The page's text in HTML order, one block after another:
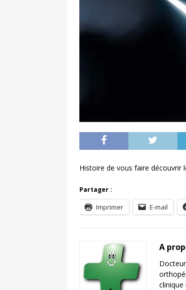
Histoire de vous faire découvrir
Partager :
Imprimer E-mail
A